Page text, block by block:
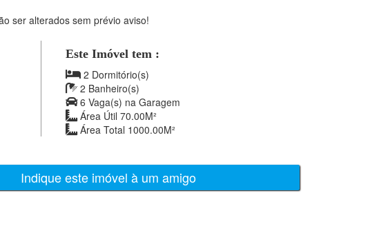
ser alterados sem prévio aviso!
Este Imóvel tem :
2 Dormitório(s)
2 Banheiro(s)
6 Vaga(s) na Garagem
Área Útil 70.00M²
Área Total 1000.00M²
Indique este imóvel à um amigo